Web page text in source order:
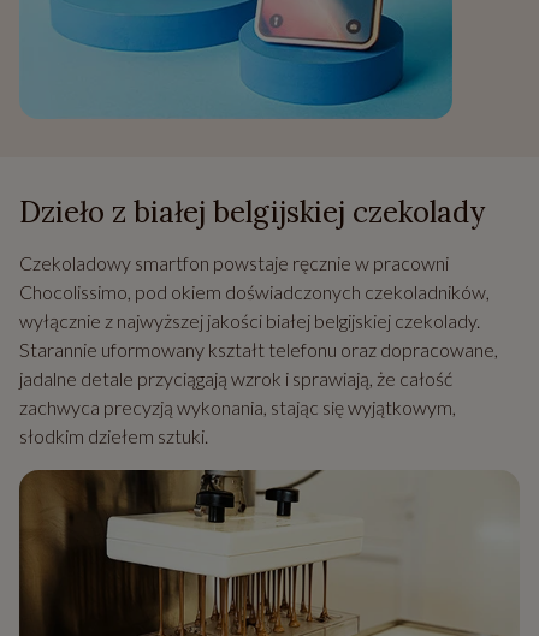
Dzieło z białej belgijskiej czekolady
Czekoladowy smartfon powstaje ręcznie w pracowni
Chocolissimo, pod okiem doświadczonych czekoladników,
wyłącznie z najwyższej jakości białej belgijskiej czekolady.
Starannie uformowany kształt telefonu oraz dopracowane,
jadalne detale przyciągają wzrok i sprawiają, że całość
zachwyca precyzją wykonania, stając się wyjątkowym,
słodkim dziełem sztuki.